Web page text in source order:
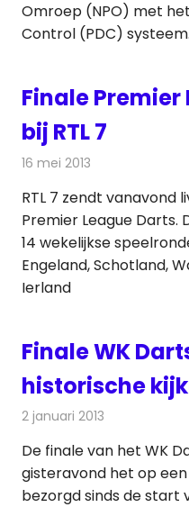
Omroep (NPO) met
Control (PDC) systeem.
Finale
bij RTL 7
16 mei 2013
RTL 7 zendt vanavond
Premier League
14 wekelijkse
Engeland, Schotland,
Ierland
Finale WK
historische
2 januari 2013
De finale van het WK
gisteravond het op
bezorgd sinds de start